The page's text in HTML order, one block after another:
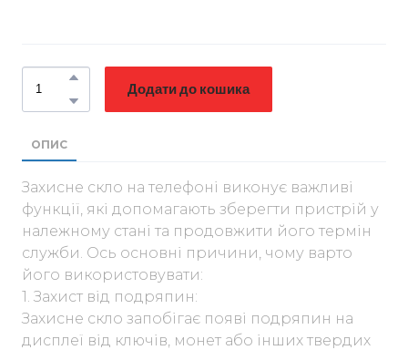
Додати до кошика
ОПИС
Захисне скло на телефоні виконує важливі
функції, які допомагають зберегти пристрій у
належному стані та продовжити його термін
служби. Ось основні причини, чому варто
його використовувати:
1. Захист від подряпин:
Захисне скло запобігає появі подряпин на
дисплеї від ключів, монет або інших твердих